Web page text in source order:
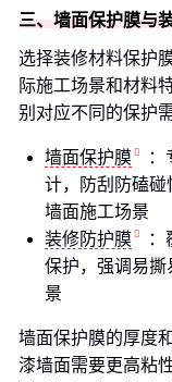
三、墙面保护膜与
选择装修材料保护
际施工场景和材料
别对应不同的保护需
墙面保护膜
：
计，防刮防磕碰
墙面施工场景
装修防护膜
：
保护，强调易撕
景
墙面保护膜的厚度
漆墙面需要更高粘